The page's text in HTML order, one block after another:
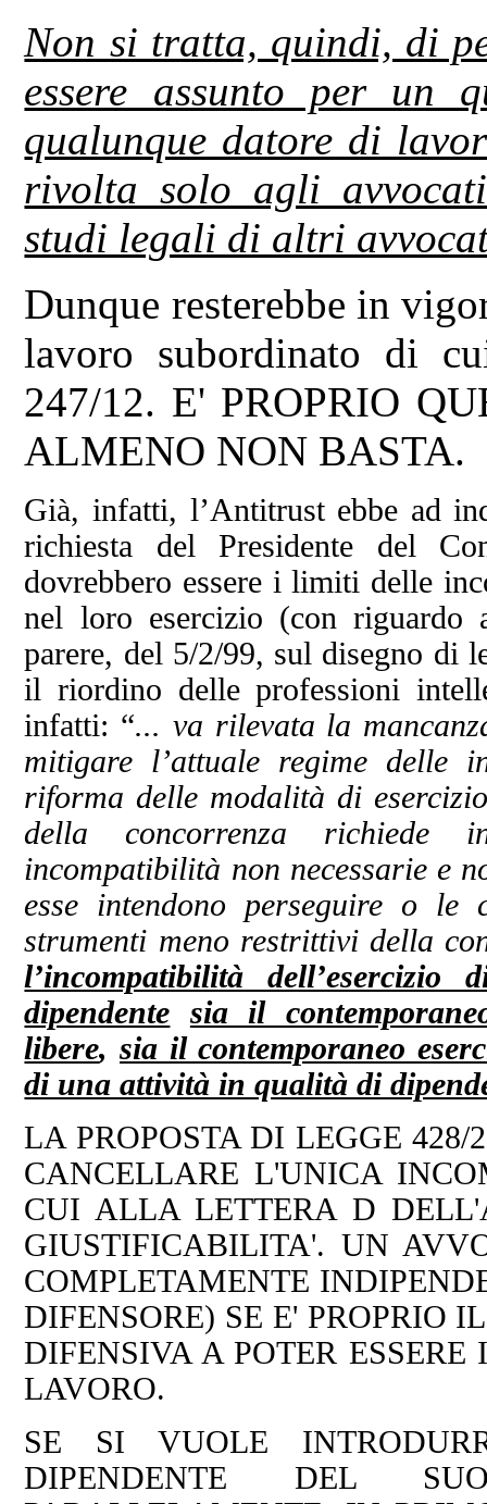
Non si tratta, quindi, di
essere assunto per un
qualunque datore di
rivolta solo agli
studi legali di altri
Dunque resterebbe in
lavoro subordinato di
247/12. E' PROPRIO
ALMENO NON BASTA.
Già, infatti, l’Antitrust ebbe ad
richiesta del Presidente del
dovrebbero essere i limiti delle
nel loro esercizio (con riguardo
parere, del 5/2/99, sul disegno di
il riordino delle professioni
infatti: “... va rilevata la
mitigare l’attuale regime delle
riforma delle modalità di
della concorrenza richiede
incompatibilità non necessarie e
esse intendono perseguire o
strumenti meno restrittivi della
l’incompatibilità
dipendente sia il
libere,sia il contemporaneo
di una attività in qualità di
LA PROPOSTA DI LEGGE 428/
CANCELLARE L'UNICA
CUI ALLA LETTERA D
GIUSTIFICABILITA'. UN
COMPLETAMENTE
DIFENSORE) SE E' PROPRIO
DIFENSIVA A POTER
LAVORO.
SE SI VUOLE
DIPENDENTE DEL